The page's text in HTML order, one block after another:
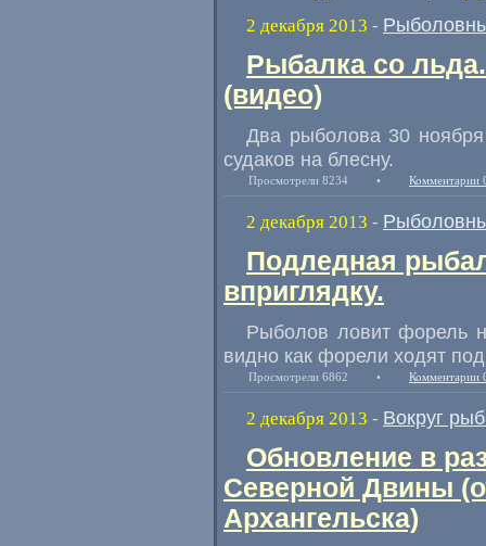
2 декабря 2013 -
Рыбалка со
(видео)
Два рыболова 30
судаков на блесну.
Просмотрели 8234 • Комментарии
2 декабря 2013 -
Подледная
вприглядку.
Рыболов ловит форель
видно как форели ходят
Просмотрели 6862 • Комментарии
2 декабря 2013 - Вокруг
Обновление в
Северной Двины
Архангельска)